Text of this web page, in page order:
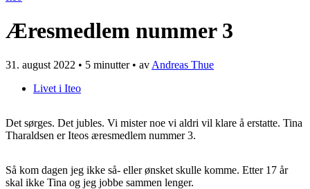
Æresmedlem nummer 3
31. august 2022 • 5 minutter• av Andreas Thue
Livet i Iteo
Det sørges. Det jubles. Vi mister noe vi aldri vil klare å erstatte. Tina
Tharaldsen er Iteos æresmedlem nummer 3.
Så kom dagen jeg ikke så- eller ønsket skulle komme. Etter 17 år
skal ikke Tina og jeg jobbe sammen lenger.